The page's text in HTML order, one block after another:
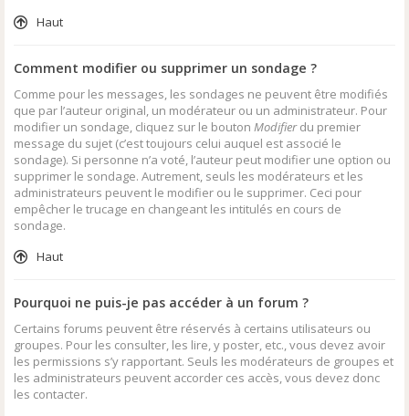
Haut
Comment modifier ou supprimer un sondage ?
Comme pour les messages, les sondages ne peuvent être modifiés
que par l’auteur original, un modérateur ou un administrateur. Pour
modifier un sondage, cliquez sur le bouton Modifierdu premier
message du sujet (c’est toujours celui auquel est associé le
sondage). Si personne n’a voté, l’auteur peut modifier une option ou
supprimer le sondage. Autrement, seuls les modérateurs et les
administrateurs peuvent le modifier ou le supprimer. Ceci pour
empêcher le trucage en changeant les intitulés en cours de
sondage.
Haut
Pourquoi ne puis-je pas accéder à un forum ?
Certains forums peuvent être réservés à certains utilisateurs ou
groupes. Pour les consulter, les lire, y poster, etc., vous devez avoir
les permissions s’y rapportant. Seuls les modérateurs de groupes et
les administrateurs peuvent accorder ces accès, vous devez donc
les contacter.